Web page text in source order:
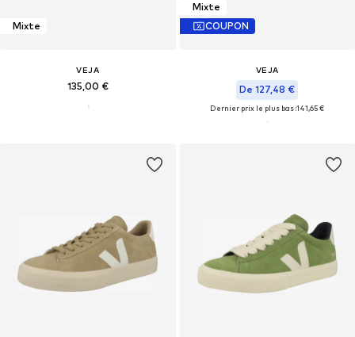
Mixte
VEJA
135,00 €
Mixte
COUPON
VEJA
De 127,48 €
Dernier prix le plus bas :141,65 €